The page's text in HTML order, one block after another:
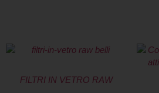
FILTRI IN VETRO RAW